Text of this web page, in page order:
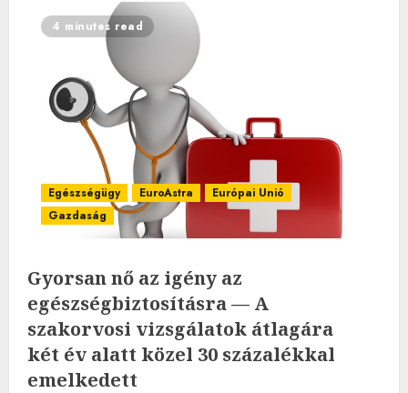
4 minutes read
Egészségügy EuroAstra
Európai Unió
Gazdaság
Gyorsan nő az igény az
egészségbiztosításra — A
szakorvosi vizsgálatok átlagára
két év alatt közel 30 százalékkal
emelkedett